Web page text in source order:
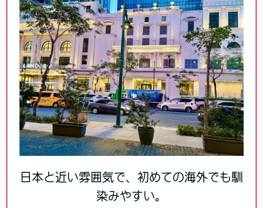
日本と近い雰囲気で、初めての海外でも馴
染みやすい。